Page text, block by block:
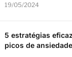
19/05/2024
5 estratégias
picos de ansiedade